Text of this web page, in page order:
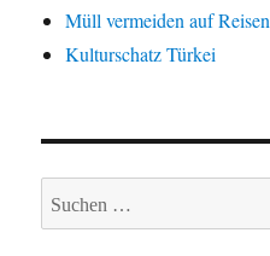
Müll vermeiden auf Reisen
Kulturschatz Türkei
Suche
nach: